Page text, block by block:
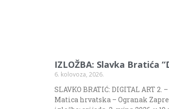
IZLOŽBA: Slavka Bratića
6. kolovoza, 2026.
SLAVKO BRATIĆ: DIGITAL ART 2.
Matica hrvatska – Ogranak